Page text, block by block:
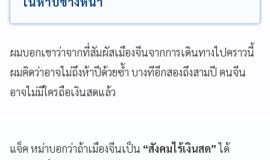
ผมบอกเขาว่าจากที่สัมผัสเมืองจีนจากการเดินทางไปคราวนี้
ผมคิดว่าอาจไม่ถึงห้าปีด้วยซ้ำ บางทีอีกสองถึงสามปี คนจีน
อาจไม่มีใครถือเงินสดแล้ว
แจ็ค หม่าบอกว่าถ้าเมืองจีนเป็น “สังคมไร้เงินสด”ได้